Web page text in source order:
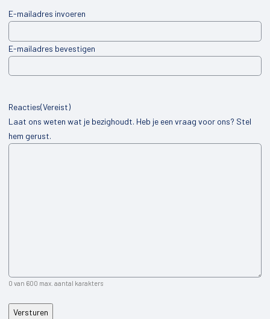
E-mailadres invoeren
E-mailadres bevestigen
Reacties(Vereist)
Laat ons weten wat je bezighoudt. Heb je een vraag voor ons? Stel
hem gerust.
0 van 600 max. aantal karakters